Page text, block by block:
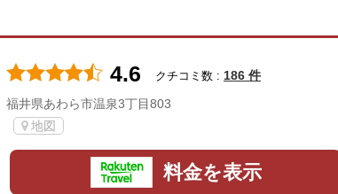
4.6 クチコミ数 : 186 件
福井県あわら市温泉3丁目803
地図
料金を表示